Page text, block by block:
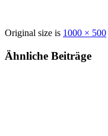
Original size is 1000 × 500
Ähnliche Beiträge